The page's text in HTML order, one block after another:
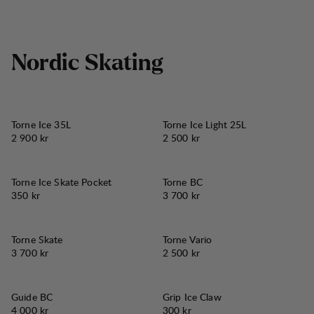
Nordic Skating
Torne Ice 35L
Pris:
2 900 kr
Torne Ice Light 25L
Pris:
2 500 kr
Torne Ice Skate Pocket
Pris:
350 kr
Torne BC
Pris:
3 700 kr
Torne Skate
Pris:
3 700 kr
Torne Vario
Pris:
2 500 kr
Guide BC
Pris:
4 000 kr
Grip Ice Claw
Pris:
300 kr